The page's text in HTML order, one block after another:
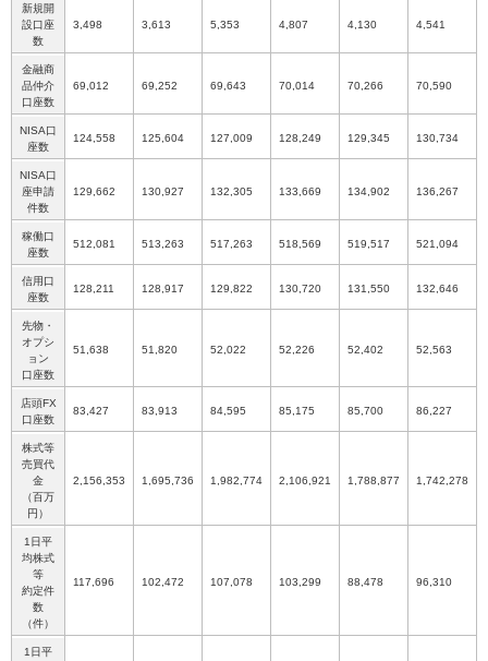
新規開
設口座
数
3,498 3,613 5,353 4,807 4,130 4,541
金融商
品仲介
口座数
69,012 69,252 69,643 70,014 70,266 70,590
NISA口
座数
124,558 125,604 127,009 128,249 129,345 130,734
NISA口
座申請
件数
129,662 130,927 132,305 133,669 134,902 136,267
稼働口
座数
512,081 513,263 517,263 518,569 519,517 521,094
信用口
座数
128,211 128,917 129,822 130,720 131,550 132,646
先物・
オプシ
ョン
口座数
51,638 51,820 52,022 52,226 52,402 52,563
店頭FX
口座数
83,427 83,913 84,595 85,175 85,700 86,227
株式等
売買代
金
（百万
円）
2,156,353 1,695,736 1,982,774 2,106,921 1,788,877 1,742,278
1日平
均株式
等
約定件
数
（件）
117,696 102,472 107,078 103,299 88,478 96,310
1日平